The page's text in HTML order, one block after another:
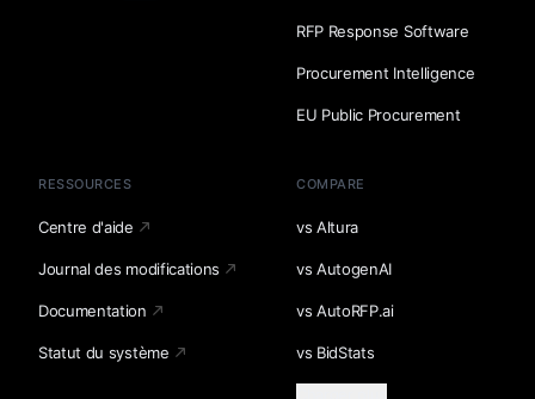
RFP Response Software
Procurement Intelligence
EU Public Procurement
RESSOURCES
Centre d'aide
Journal des modifications
Documentation
Statut du système
COMPARE
vs Altura
vs AutogenAI
vs AutoRFP.ai
vs BidStats